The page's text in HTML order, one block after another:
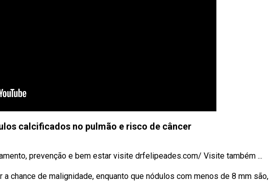
calcificados no pulmão e risco de câncer
prevenção e bem estar visite drfelipeades.com/ Visite também ...
chance de malignidade, enquanto que nódulos com menos de 8 mm são,